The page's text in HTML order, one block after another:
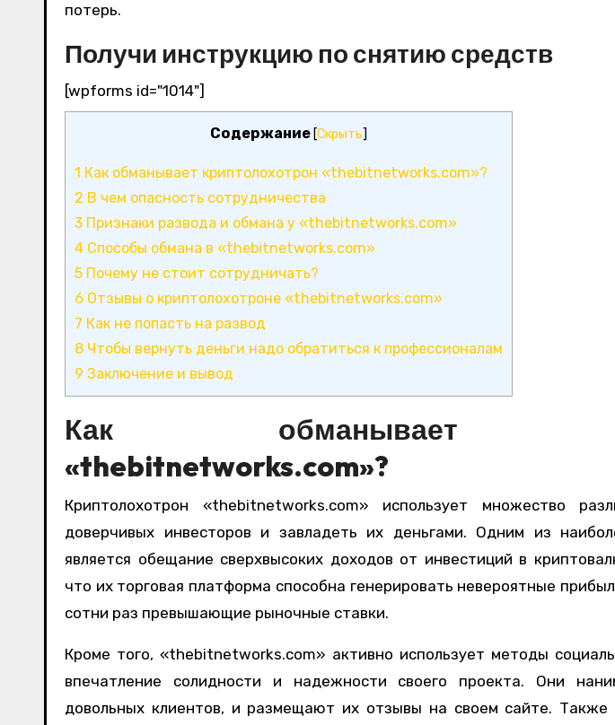
потерь.
Получи инструкцию по снятию средств
[wpforms id="1014"]
Содержание [Скрыть]
1 Как обманывает криптолохотрон «thebitnetworks.com»?
2 В чем опасность сотрудничества
3 Признаки развода и обмана у «thebitnetworks.com»
4 Способы обмана в «thebitnetworks.com»
5 Почему не стоит сотрудничать?
6 Отзывы о криптолохотроне «thebitnetworks.com»
7 Как не попасть на развод
8 Чтобы вернуть деньги надо обратиться к профессионалам
9 Заключение и вывод
Как обманывает
«thebitnetworks.com»?
Криптолохотрон «thebitnetworks.com» использует множество
доверчивых инвесторов и завладеть их деньгами. Одним из
является обещание сверхвысоких доходов от инвестиций в
что их торговая платформа способна генерировать невероятные
сотни раз превышающие рыночные ставки.
Кроме того, «thebitnetworks.com» активно использует методы
впечатление солидности и надежности своего проекта. Они
довольных клиентов, и размещают их отзывы на своем сайте. Также